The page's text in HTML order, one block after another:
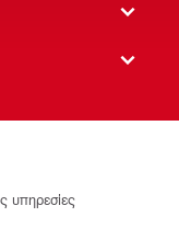
υπηρεσίες